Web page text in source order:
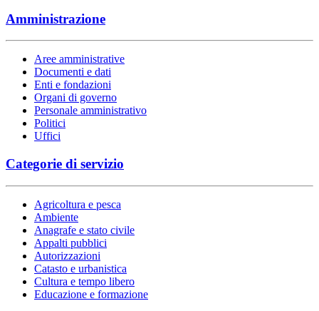
Amministrazione
Aree amministrative
Documenti e dati
Enti e fondazioni
Organi di governo
Personale amministrativo
Politici
Uffici
Categorie di servizio
Agricoltura e pesca
Ambiente
Anagrafe e stato civile
Appalti pubblici
Autorizzazioni
Catasto e urbanistica
Cultura e tempo libero
Educazione e formazione